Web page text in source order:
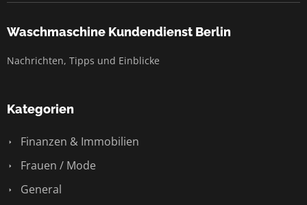
Waschmaschine Kundendienst Berlin
Nachrichten, Tipps und Einblicke
Kategorien
Finanzen & Immobilien
Frauen / Mode
General